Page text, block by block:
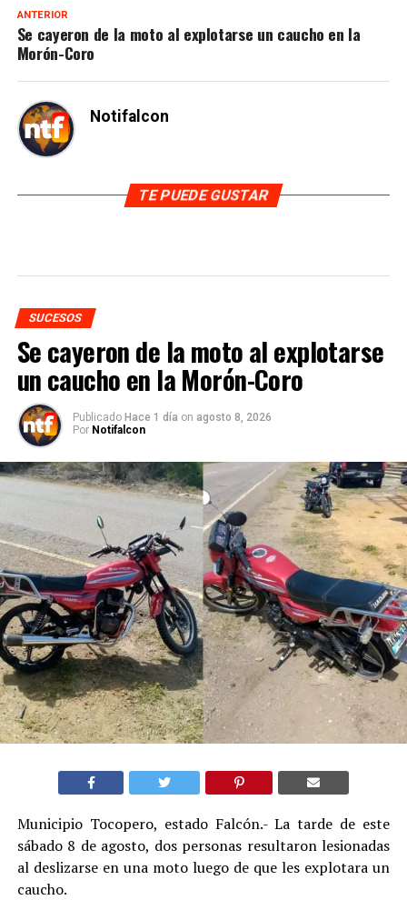
ANTERIOR
Se cayeron de la moto al explotarse un caucho en la
Morón-Coro
Notifalcon
TE PUEDE GUSTAR
SUCESOS
Se cayeron de la moto al explotarse
un caucho en la Morón-Coro
Publicado Hace 1 día on agosto 8, 2026
Por Notifalcon
Municipio Tocopero, estado Falcón.- La tarde de este
sábado 8 de agosto, dos personas resultaron lesionadas
al deslizarse en una moto luego de que les explotara un
caucho.